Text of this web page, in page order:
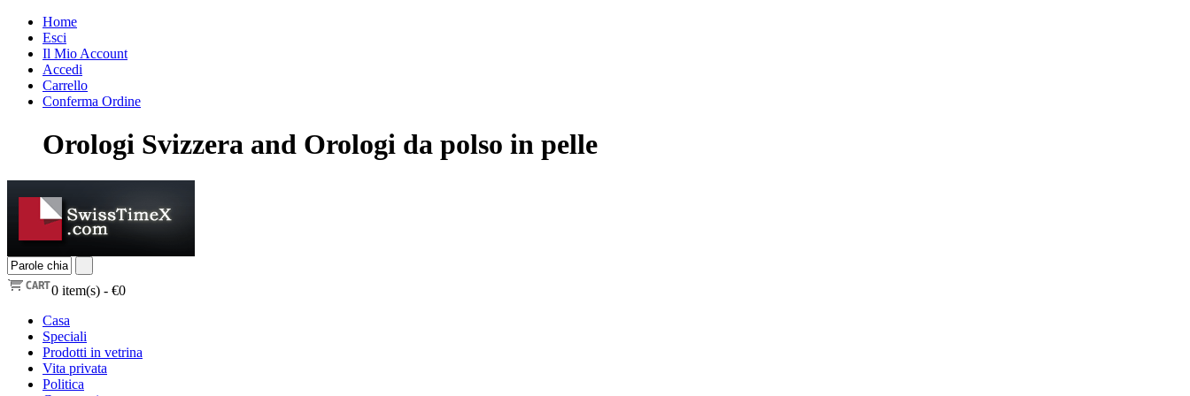
Home
Esci
Il Mio Account
Accedi
Carrello
Conferma Ordine
Orologi Svizzera and Orologi da polso in pelle
0 item(s) - €0
Casa
Speciali
Prodotti in vetrina
Vita privata
Politica